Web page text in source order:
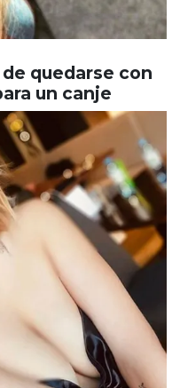
quedarse con
un canje